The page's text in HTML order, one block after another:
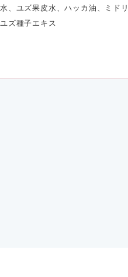
水、ユズ果皮水、ハッカ油、ミド
ユズ種子エキス